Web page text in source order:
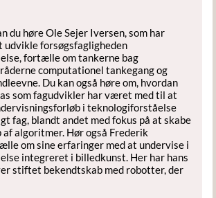
du høre Ole Sejer Iversen, som har
forsøgsfagligheden
fortælle om tankerne bag
computationel tankegang og
Du kan også høre om, hvordan
som fagudvikler har været med til at
i teknologiforståelse
fag, blandt andet med fokus på at skabe
algoritmer. Hør også Frederik
om sine erfaringer med at undervise i
integreret i billedkunst. Her har hans
stiftet bekendtskab med robotter, der